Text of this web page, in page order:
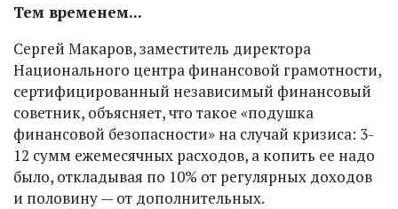
Тем временем...
Сергей Макаров, заместитель директора
Национального центра финансовой грамотности,
сертифицированный независимый финансовый
советник, объясняет, что такое «подушка
финансовой безопасности» на случай кризиса: 3-
12 сумм ежемесячных расходов, а копить ее надо
было, откладывая по 10% от регулярных доходов
и половину — от дополнительных.